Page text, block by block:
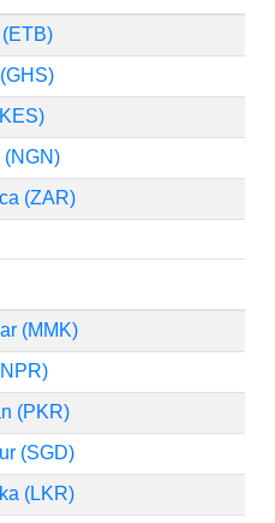
(ZAR)
(MMK)
(PKR)
(SGD)
(LKR)